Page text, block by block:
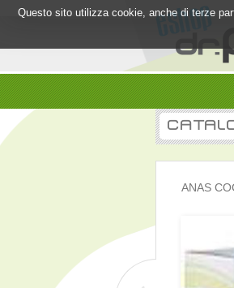
Questo sito utilizza cookie, anche di terze
ANAS